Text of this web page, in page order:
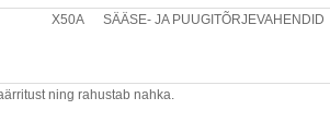
X50A SÄÄSE- JA PUUGITÕRJEVAHENDID
ning rahustab nahka.